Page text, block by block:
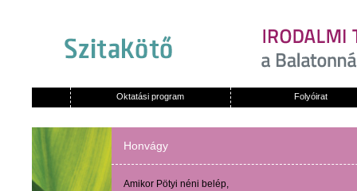
Oktatási program Folyóirat
Honvágy
Amikor Pötyi néni belép,